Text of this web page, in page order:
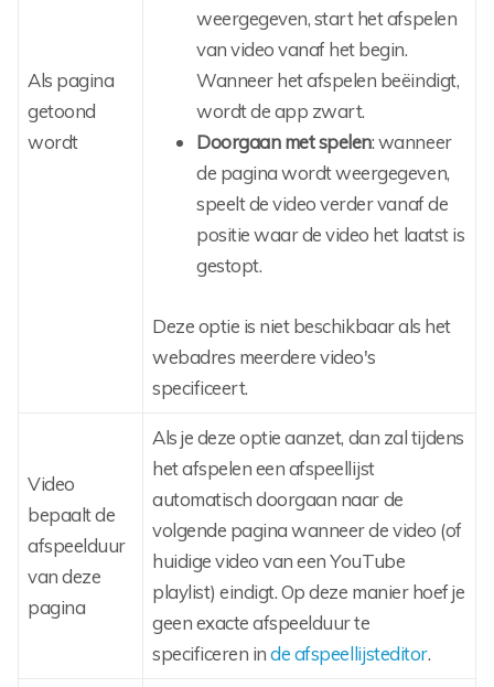
Als pagina
getoond
wordt
weergegeven, start het afspelen
van video vanaf het begin.
Wanneer het afspelen beëindigt,
wordt de app zwart.
Doorgaan met spelen: wanneer
de pagina wordt weergegeven,
speelt de video verder vanaf de
positie waar de video het laatst is
gestopt.
Deze optie is niet beschikbaar als het
webadres meerdere video's
specificeert.
Video
bepaalt de
afspeelduur
van deze
pagina
Als je deze optie aanzet, dan zal tijdens
het afspelen een afspeellijst
automatisch doorgaan naar de
volgende pagina wanneer de video (of
huidige video van een YouTube
playlist) eindigt. Op deze manier hoef je
geen exacte afspeelduur te
specificeren inde afspeellijsteditor.